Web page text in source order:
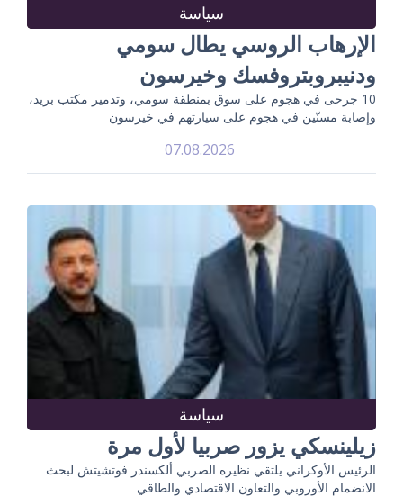
سياسة
الإرهاب الروسي يطال سومي
ودنيبروبتروفسك وخيرسون
10 جرحى في هجوم على سوق بمنطقة سومي، وتدمير مكتب بريد،
وإصابة مسنّين في هجوم على سيارتهم في خيرسون
07.08.2026
سياسة
زيلينسكي يزور صربيا لأول مرة
الرئيس الأوكراني يلتقي نظيره الصربي ألكسندر فوتشيتش لبحث
الانضمام الأوروبي والتعاون الاقتصادي والطاقي